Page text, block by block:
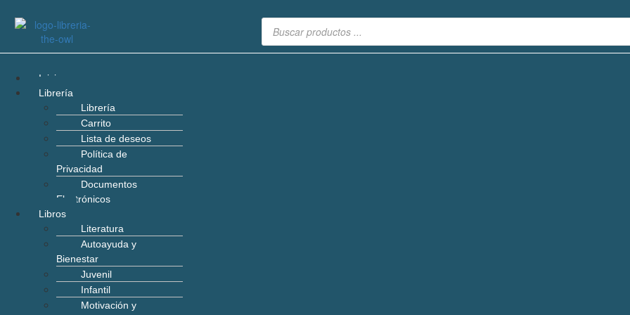
Inicio
Librería
Librería
Carrito
Lista de deseos
Política de
Privacidad
Documentos
Electrónicos
Libros
Literatura
Autoayuda y
Bienestar
Juvenil
Infantil
Motivación y